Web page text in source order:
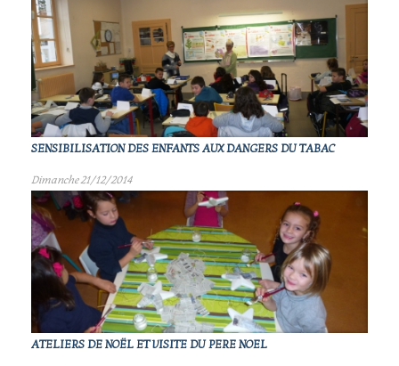
SENSIBILISATION DES ENFANTS AUX DANGERS DU TABAC
Dimanche 21/12/2014
ATELIERS DE NOËL ET VISITE DU PERE NOEL